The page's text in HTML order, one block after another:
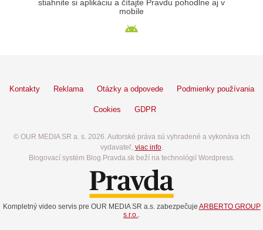
stiahnite si aplikáciu a čítajte Pravdu pohodlne aj v
mobile
Kontakty Reklama Otázky a odpovede Podmienky používania
Cookies GDPR
© OUR MEDIA SR a. s. 2026. Autorské práva sú vyhradené a vykonáva ich
vydavateľ, viac info.
Blogovací systém Blog.Pravda.sk beží na technológií Wordpress.
Kompletný video servis pre OUR MEDIA SR a.s. zabezpečuje ARBERTO GROUP
s.r.o.